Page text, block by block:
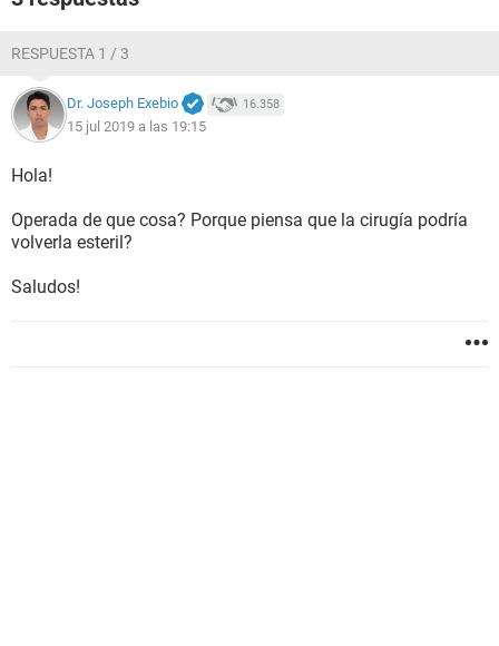
RESPUESTA 1 / 3
Dr. Joseph Exebio 16.358
15 jul 2019 a las 19:15
Hola!
Operada de que cosa? Porque piensa que la cirugía podría
volverla esteril?
Saludos!